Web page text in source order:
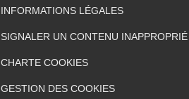
INFORMATIONS LÉGALES
SIGNALER UN CONTENU INAPPROPRIÉ
CHARTE COOKIES
GESTION DES COOKIES